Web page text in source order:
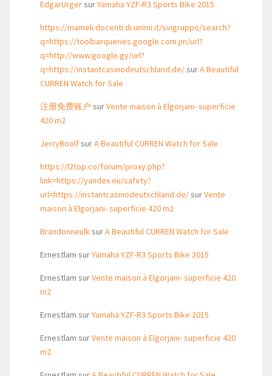
EdgarUrgersurYamaha YZF-R3 Sports Bike 2015
https://mameli.docenti.di.unimi.it/svigruppo/search?
q=https://toolbarqueries.google.com.jm/url?
q=http://www.google.gy/url?
q=https://instantcasinodeutschland.de/surA Beautiful
CURREN Watch for Sale
注册免费账户 surVente maison à Elgorjani- superficie
420 m2
JerryBoolfsurA Beautiful CURREN Watch for Sale
https://l2top.co/forum/proxy.php?
link=https://yandex.eu/safety?
url=https://instantcasinodeutschland.de/surVente
maison à Elgorjani- superficie 420 m2
BrandonneulksurA Beautiful CURREN Watch for Sale
Ernestlam surYamaha YZF-R3 Sports Bike 2015
Ernestlam surVente maison à Elgorjani- superficie 420
m2
Ernestlam surYamaha YZF-R3 Sports Bike 2015
Ernestlam surVente maison à Elgorjani- superficie 420
m2